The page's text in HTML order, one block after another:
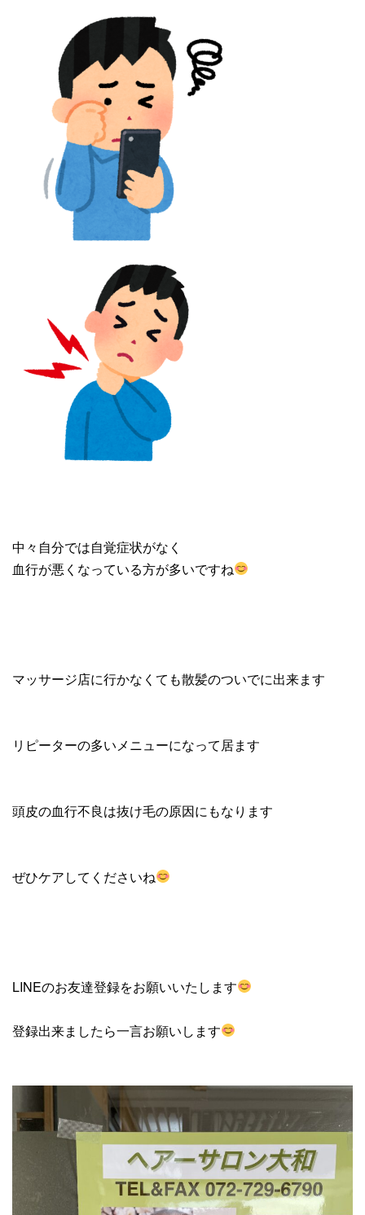
中々自分では自覚症状がなく
血行が悪くなっている方が多いですね
マッサージ店に行かなくても散髪のついでに出来ます
リピーターの多いメニューになって居ます
頭皮の血行不良は抜け毛の原因にもなります
ぜひケアしてくださいね
LINEのお友達登録をお願いいたします
登録出来ましたら一言お願いします